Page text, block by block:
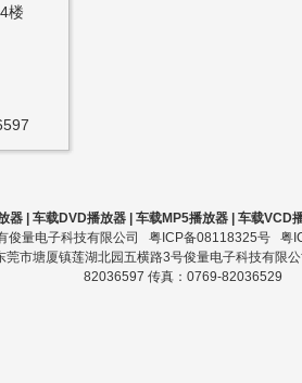
楼
器 | 车载DVD播放器 | 车载MP5播放器 | 车载VCD
俊量电子科技有限公司 粤ICP备08118325号
粤
莞市塘厦镇莲湖北园五横路3号俊量电子科技有限
82036597 传真：0769-82036529